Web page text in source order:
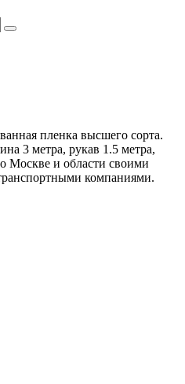
пленка высшего сорта.
3 метра, рукав 1.5 метра,
Москве и области своими
компаниями.